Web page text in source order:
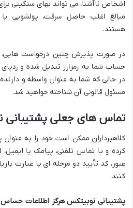
اشخاص ناآشنا، می تواند بهای سنگینی
مبالغ اغلب حاصل سرقت، پولشویی یا
هستند.
در صورت پذیرش چنین درخواست
حساب شما به رمزارز تبدیل شده و ردپای
در حالی که شما به عنوان واسطه و
مسئول قانونی آن شناخته خواهید شد.
تماس های جعلی پشتیبانی
کلاهبرداران ممکن است خود را به
کرده و با تماس تلفنی، پیامک یا
عبور، کد تأیید دو مرحله ای یا عبارت
کنند.
پشتیبانی نوبیتکس هرگز اطلاعات حساس